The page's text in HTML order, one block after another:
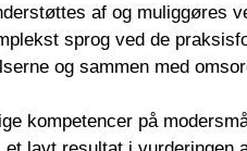
af og muliggøres
sprog ved de
og sammen med
kompetencer på